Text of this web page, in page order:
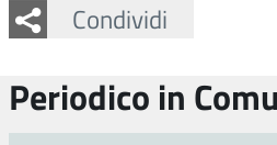
Condividi
Facebook
Twitter
Whatsapp
Periodico in